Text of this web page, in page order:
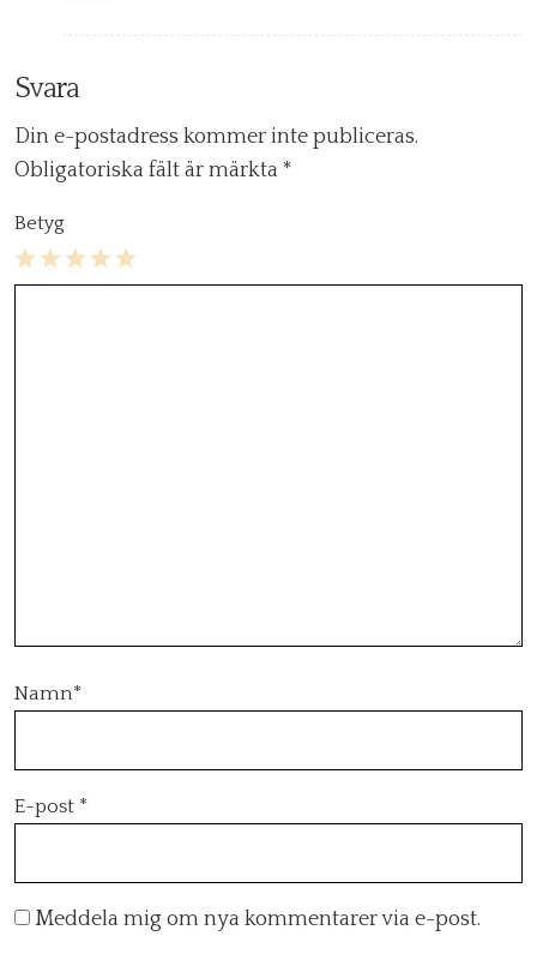
Svara
Din e-postadress kommer inte publiceras.
Obligatoriska fält är märkta *
Betyg
5
4
3
2
1
Namn*
E-post *
Meddela mig om nya kommentarer via e-post.